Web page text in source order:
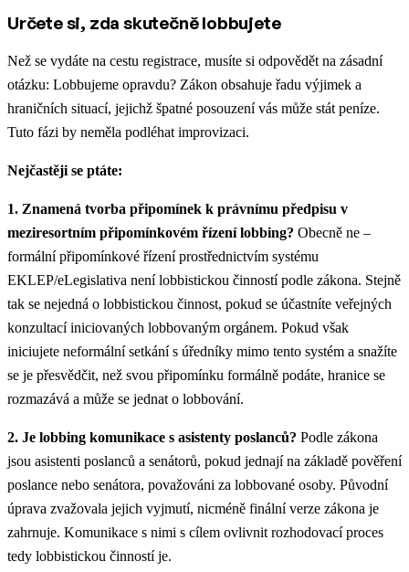
Určete si, zda skutečně lobbujete
Než se vydáte na cestu registrace, musíte si odpovědět na zásadní
otázku: Lobbujeme opravdu? Zákon obsahuje řadu výjimek a
hraničních situací, jejichž špatné posouzení vás může stát peníze.
Tuto fázi by neměla podléhat improvizaci.
Nejčastěji se ptáte:
1. Znamená tvorba připomínek k právnímu předpisu v
meziresortním připomínkovém řízení lobbing? Obecně ne –
formální připomínkové řízení prostřednictvím systému
EKLEP/eLegislativa není lobbistickou činností podle zákona. Stejně
tak se nejedná o lobbistickou činnost, pokud se účastníte veřejných
konzultací iniciovaných lobbovaným orgánem. Pokud však
iniciujete neformální setkání s úředníky mimo tento systém a snažíte
se je přesvědčit, než svou připomínku formálně podáte, hranice se
rozmazává a může se jednat o lobbování.
2. Je lobbing komunikace s asistenty poslanců? Podle zákona
jsou asistenti poslanců a senátorů, pokud jednají na základě pověření
poslance nebo senátora, považováni za lobbované osoby. Původní
úprava zvažovala jejich vyjmutí, nicméně finální verze zákona je
zahrnuje. Komunikace s nimi s cílem ovlivnit rozhodovací proces
tedy lobbistickou činností je.